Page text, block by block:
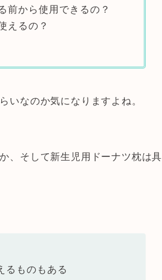
前から使用できるの？
えるの？
いなのか気になりますよね。
、そして新生児用ドーナツ枕は具
るものもある